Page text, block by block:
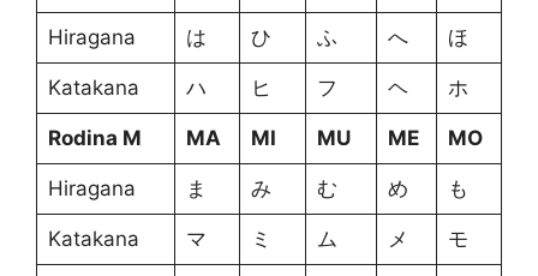
Hiragana は ひ ふ へ ほ
Katakana ハ ヒ フ ヘ ホ
Rodina M MA MI MU ME MO
Hiragana ま み む め も
Katakana マ ミ ム メ モ